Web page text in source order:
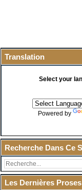
Translation
Select your
Powered by
Recherche Dans Ce
Les Dernières